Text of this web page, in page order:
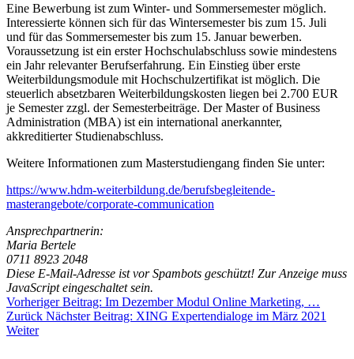
Eine Bewerbung ist zum Winter- und Sommersemester möglich.
Interessierte können sich für das Wintersemester bis zum 15. Juli
und für das Sommersemester bis zum 15. Januar bewerben.
Voraussetzung ist ein erster Hochschulabschluss sowie mindestens
ein Jahr relevanter Berufserfahrung. Ein Einstieg über erste
Weiterbildungsmodule mit Hochschulzertifikat ist möglich. Die
steuerlich absetzbaren Weiterbildungskosten liegen bei 2.700 EUR
je Semester zzgl. der Semesterbeiträge. Der Master of Business
Administration (MBA) ist ein international anerkannter,
akkreditierter Studienabschluss.
Weitere Informationen zum Masterstudiengang finden Sie unter:
https://www.hdm-weiterbildung.de/berufsbegleitende-
masterangebote/corporate-communication
Ansprechpartnerin:
Maria Bertele
0711 8923 2048
Diese E-Mail-Adresse ist vor Spambots geschützt! Zur Anzeige muss
JavaScript eingeschaltet sein.
Vorheriger Beitrag: Im Dezember Modul Online Marketing, …
Zurück Nächster Beitrag: XING Expertendialoge im März 2021
Weiter